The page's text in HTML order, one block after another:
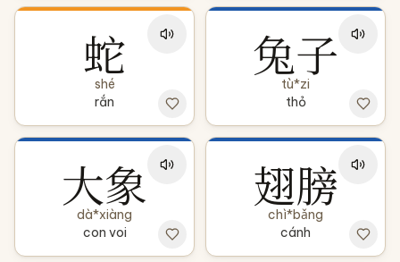
蛇
shé
rắn
兔子
tù*zi
thỏ
大象
dà*xiàng
con voi
翅膀
chì*bǎng
cánh